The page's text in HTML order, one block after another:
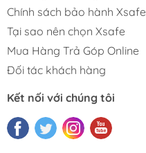
Chính sách bảo hành Xsafe
Tại sao nên chọn Xsafe
Mua Hàng Trả Góp Online
Đối tác khách hàng
Kết nối với chúng tôi